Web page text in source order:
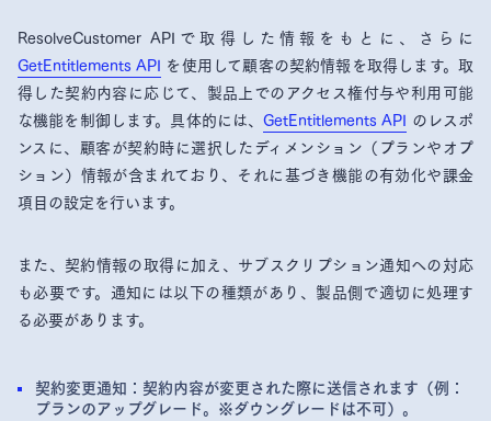
ResolveCustomer APIで取得した情報をもとに、さらに
GetEntitlements API を使用して顧客の契約情報を取得します。取
得した契約内容に応じて、製品上でのアクセス権付与や利用可能
な機能を制御します。具体的には、GetEntitlements API のレスポ
ンスに、顧客が契約時に選択したディメンション（プランやオプ
ション）情報が含まれており、それに基づき機能の有効化や課金
項目の設定を行います。
また、契約情報の取得に加え、サブスクリプション通知への対応
も必要です。通知には以下の種類があり、製品側で適切に処理す
る必要があります。
契約変更通知 ：契約内容が変更された際に送信されます（例：
プランのアップグレード。※ダウングレードは不可）。